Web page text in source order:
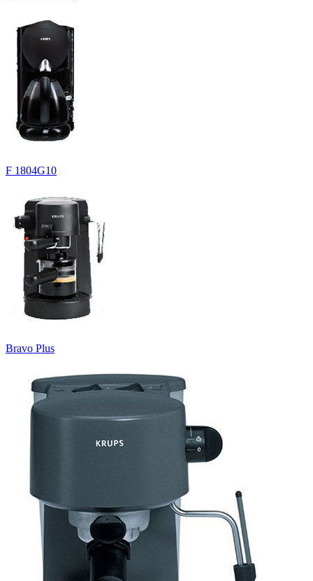
F 1804G10
Bravo Plus